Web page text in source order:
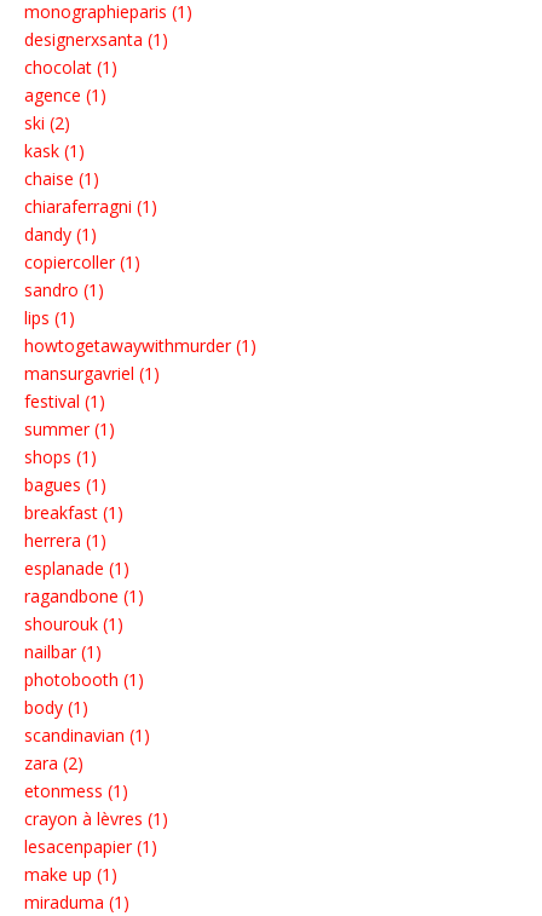
monographieparis (1)
designerxsanta (1)
chocolat (1)
agence (1)
ski (2)
kask (1)
chaise (1)
chiaraferragni (1)
dandy (1)
copiercoller (1)
sandro (1)
lips (1)
howtogetawaywithmurder (1)
mansurgavriel (1)
festival (1)
summer (1)
shops (1)
bagues (1)
breakfast (1)
herrera (1)
esplanade (1)
ragandbone (1)
shourouk (1)
nailbar (1)
photobooth (1)
body (1)
scandinavian (1)
zara (2)
etonmess (1)
crayon à lèvres (1)
lesacenpapier (1)
make up (1)
miraduma (1)